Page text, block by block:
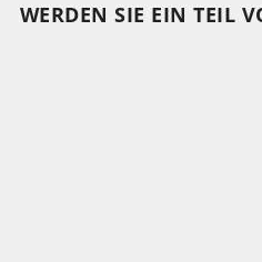
WERDEN SIE EIN TEIL